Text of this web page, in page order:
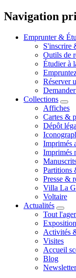
Navigation
Emprunter &
S'inscrire
Outils de
Étudier à
Réserver
Collections
Affiches
Cartes &
Dépôt
Imprimés
Imprimés
Partitions
Presse &
Villa La
Voltaire
Actualités
Tout
Activités
Visites
Accueil
Blog
Newsletter